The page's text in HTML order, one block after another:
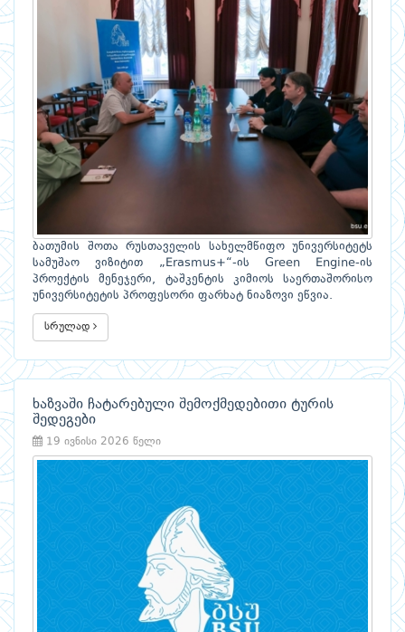
ბათუმის შოთა რუსთაველის სახელმწიფო უნივერსიტეტს
სამუშაო ვიზიტით „Erasmus+“-ის Green Engine-ის
პროექტის მენეჯერი, ტაშკენტის კიმიოს საერთაშორისო
უნივერსიტეტის პროფესორი ფარხატ ნიაზოვი ეწვია.
სრულად
ხაზვაში ჩატარებული შემოქმედებითი ტურის
შედეგები
19 ივნისი 2026 წელი